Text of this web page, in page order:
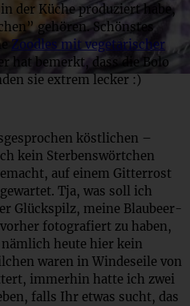
der Küche produziert habe,
gehören. Schönstes
Zoodles mit vegetarischer
hat bemerkt, dass die Bolo
sie extrem lecker :)
köstlichen –
kein Sterbenswörtchen
auf einem Gitterrost
Tja, was soll ich
Glückspilz, meine Blaubeer-
fotografiert zu haben,
heute hier kein
waren in Windeseile von
immerhin hatte ich zwei
falls Ihr etwas sucht, das